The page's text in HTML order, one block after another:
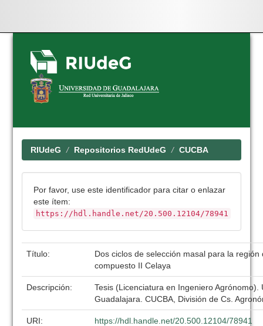
Skip
navigation
RIUdeG Repositorios RedUdeG CUCBA
Por favor, use este identificador para citar o enlazar
este ítem:
https://hdl.handle.net/20.500.12104/78941
Título:
Dos ciclos de selección masal para la
compuesto II Celaya
Descripción:
Tesis (Licenciatura en Ingeniero Agrónomo).
Guadalajara. CUCBA, División de Cs.
URI: https://hdl.handle.net/20.500.12104/78941